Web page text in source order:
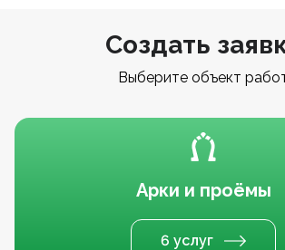
Создать
Выберите объект
Арки и проёмы
6 услуг